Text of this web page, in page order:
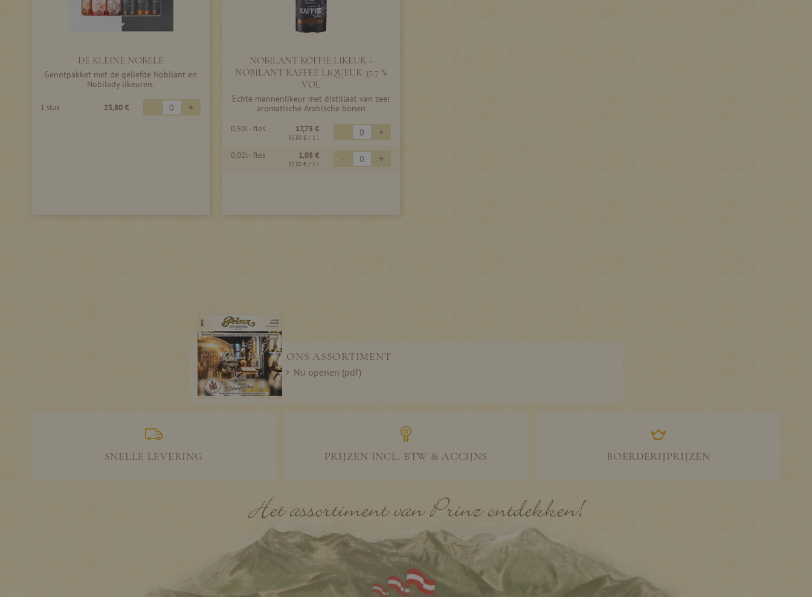
DE KLEINE NOBELE
Genotpakket met de geliefde Nobilant en
Nobilady likeuren.
1 stuk 23,80 € - +
NOBILANT KOFFIE LIKEUR -
NOBILANT KAFFEE LIQUEUR 37,7 %
VOL
Echte mannenlikeur met distillaat van zeer
aromatische Arabische bonen
0,50l - fles 17,75 €
35,50 € / 1 l - +
0,02l - fles 1,05 €
52,50 € / 1 l - +
ONS ASSORTIMENT
Nu openen (pdf)
SNELLE LEVERING PRIJZEN INCL. BTW & ACCIJNS BOERDERIJPRIJZEN